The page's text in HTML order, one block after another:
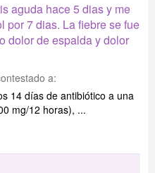
aguda hace 5 dias y me
por 7 dias. La fiebre se fue
dolor de espalda y dolor
a:
14 días de antibiótico a una
mg/12 horas), ...